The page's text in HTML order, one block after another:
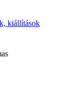
kiállítások